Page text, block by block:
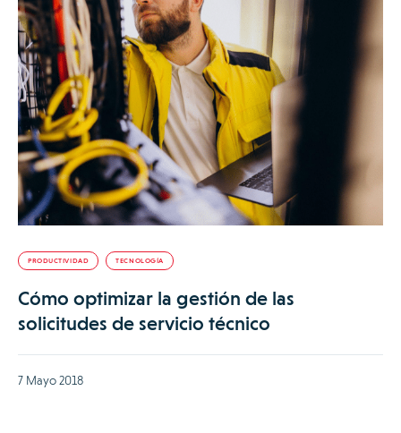
PRODUCTIVIDAD TECNOLOGÍA
Cómo optimizar la gestión de las
solicitudes de servicio técnico
7 Mayo 2018